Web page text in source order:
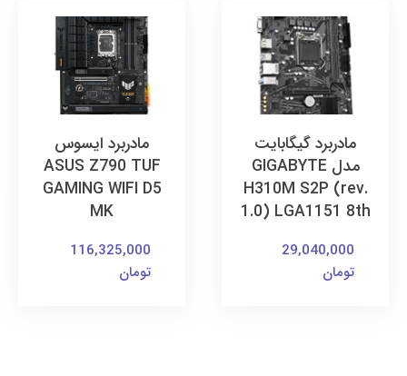
مادربرد گیگابایت
مدل GIGABYTE
H310M S2P (rev.
1.0) LGA1151 8th
29,040,000
تومان
مادربرد ایسوس
ASUS Z790 TUF
GAMING WIFI D5
MK
116,325,000
تومان